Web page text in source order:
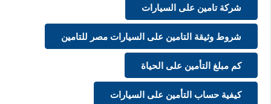
شركة تامين على السيارات
شروط وثيقة التامين على السيارات مصر للتامين
كم مبلغ التأمين على الحياة
كيفية حساب التأمين على السيارات